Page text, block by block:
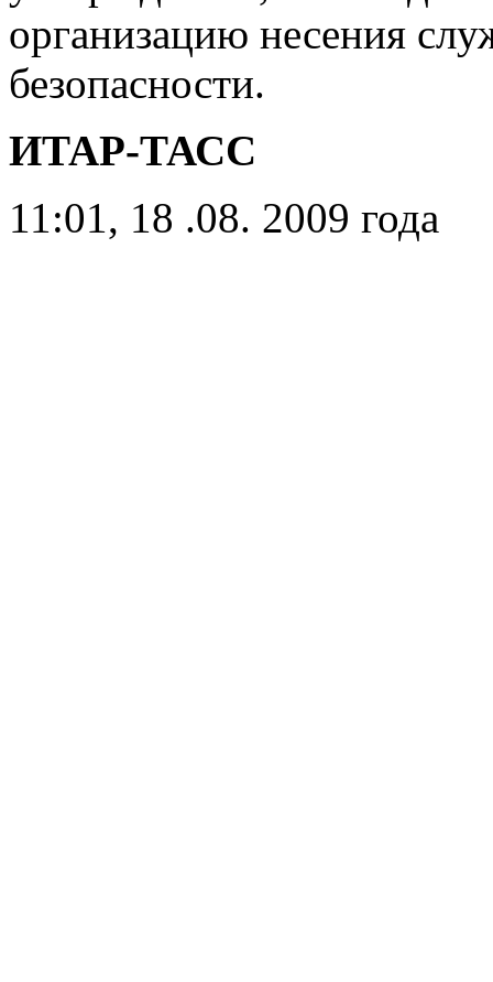
организацию несения
безопасности.
ИТАР-ТАСС
11:01, 18 .08. 2009 года